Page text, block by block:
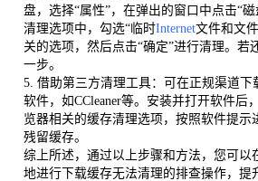
盘，选择“属性”，在弹出的窗口中点击“
清理选项中，勾选“临时Internet文件和文
关的选项，然后点击“确定”进行清理。若
一步。
5. 借助第三方清理工具：可在正规渠道下
软件，如CCleaner等。安装并打开软件后
览器相关的缓存清理选项，按照软件提示
残留缓存。
综上所述，通过以上步骤和方法，您可以
地进行下载缓存无法清理的排查操作，提